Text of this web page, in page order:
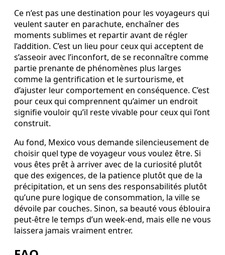
Ce n’est pas une destination pour les voyageurs qui
veulent sauter en parachute, enchaîner des
moments sublimes et repartir avant de régler
l’addition. C’est un lieu pour ceux qui acceptent de
s’asseoir avec l’inconfort, de se reconnaître comme
partie prenante de phénomènes plus larges
comme la gentrification et le surtourisme, et
d’ajuster leur comportement en conséquence. C’est
pour ceux qui comprennent qu’aimer un endroit
signifie vouloir qu’il reste vivable pour ceux qui l’ont
construit.
Au fond, Mexico vous demande silencieusement de
choisir quel type de voyageur vous voulez être. Si
vous êtes prêt à arriver avec de la curiosité plutôt
que des exigences, de la patience plutôt que de la
précipitation, et un sens des responsabilités plutôt
qu’une pure logique de consommation, la ville se
dévoile par couches. Sinon, sa beauté vous éblouira
peut-être le temps d’un week-end, mais elle ne vous
laissera jamais vraiment entrer.